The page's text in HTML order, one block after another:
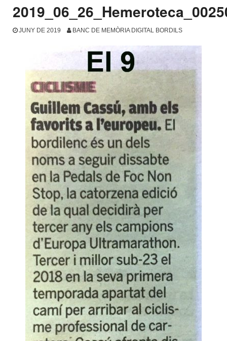
JUNY DE 2019 BANC DE MEMÒRIA DIGITAL BORDILS